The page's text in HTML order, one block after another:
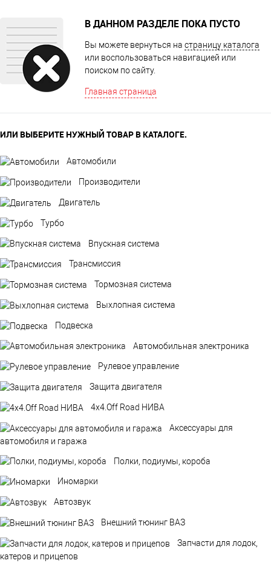
В ДАННОМ РАЗДЕЛЕ ПОКА ПУСТО
Вы можете вернуться на страницу каталога
или воспользоваться навигацией или
поиском по сайту.
Главная страница
ИЛИ ВЫБЕРИТЕ НУЖНЫЙ ТОВАР В КАТАЛОГЕ.
Автомобили
Производители
Двигатель
Турбо
Впускная система
Трансмиссия
Тормозная система
Выхлопная система
Подвеска
Автомобильная электроника
Рулевое управление
Защита двигателя
4х4.Off Road НИВА
Аксессуары для
автомобиля и гаража
Полки, подиумы, короба
Иномарки
Автозвук
Внешний тюнинг ВАЗ
Запчасти для лодок,
катеров и прицепов